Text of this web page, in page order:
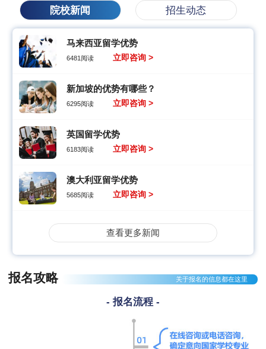
院校新闻 招生动态
马来西亚留学优势
6481阅读 立即咨询 >
新加坡的优势有哪些？
6295阅读 立即咨询 >
英国留学优势
6183阅读 立即咨询 >
澳大利亚留学优势
5685阅读 立即咨询 >
查看更多新闻
报名攻略 关于报名的信息都在这里
- 报名流程 -